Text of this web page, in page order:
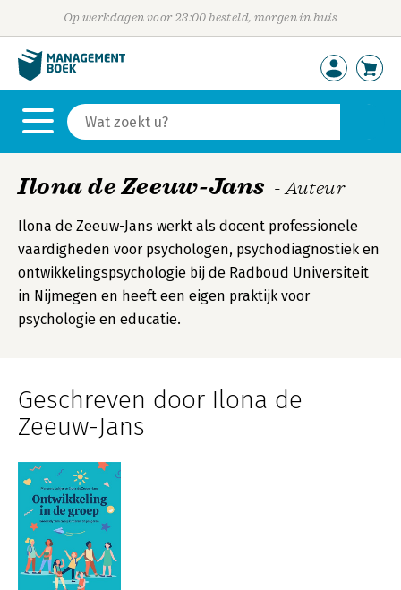
Op werkdagen voor 23:00 besteld, morgen in huis
Ilona de Zeeuw-Jans - Auteur
Ilona de Zeeuw-Jans werkt als docent professionele
vaardigheden voor psychologen, psychodiagnostiek en
ontwikkelingspsychologie bij de Radboud Universiteit
in Nijmegen en heeft een eigen praktijk voor
psychologie en educatie.
Geschreven door Ilona de
Zeeuw-Jans